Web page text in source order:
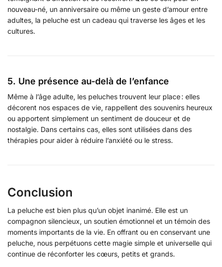
nouveau-né, un anniversaire ou même un geste d’amour entre
adultes, la peluche est un cadeau qui traverse les âges et les
cultures.
5. Une présence au-delà de l’enfance
Même à l’âge adulte, les peluches trouvent leur place : elles
décorent nos espaces de vie, rappellent des souvenirs heureux
ou apportent simplement un sentiment de douceur et de
nostalgie. Dans certains cas, elles sont utilisées dans des
thérapies pour aider à réduire l’anxiété ou le stress.
Conclusion
La peluche est bien plus qu’un objet inanimé. Elle est un
compagnon silencieux, un soutien émotionnel et un témoin des
moments importants de la vie. En offrant ou en conservant une
peluche, nous perpétuons cette magie simple et universelle qui
continue de réconforter les cœurs, petits et grands.